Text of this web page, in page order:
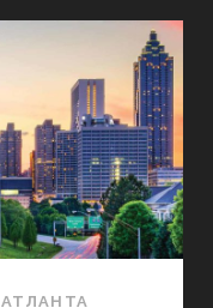
СМЕШИВАНИЯ
АТЛАНТЕ,
ДЖОРДЖИЯ
США,
МАРТ
2022
АТЛАНТА